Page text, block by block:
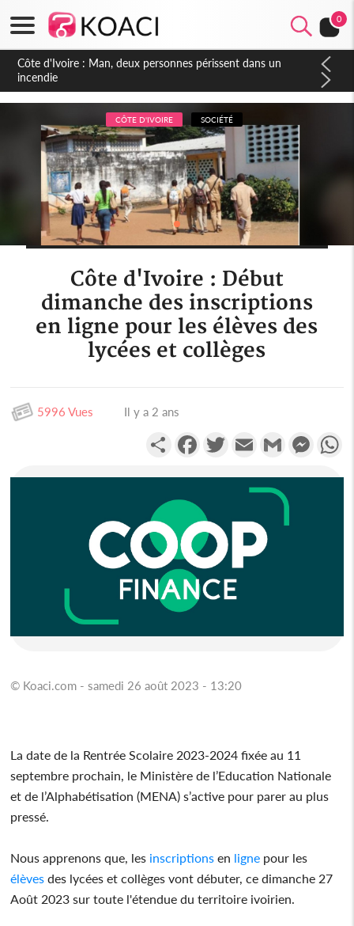
0
Côte d'Ivoire : Séileu, la célébration de la fête nationale
transformée en vaste campagne contre les produits
dépigmentants dangereux
CÔTE D'IVOIRE SOCIÉTÉ
Côte d'Ivoire : Début
dimanche des inscriptions
en ligne pour les élèves des
lycées et collèges
5996 Vues Il y a 2 ans
PartagerFacebookTwitterEmail Gmail
© Koaci.com - samedi 26 août 2023 - 13:20
La date de la Rentrée Scolaire 2023-2024 fixée au 11
septembre prochain, le Ministère de l’Education Nationale
et de l’Alphabétisation (MENA) s’active pour parer au plus
pressé.
Nous apprenons que, les inscriptions en ligne pour les
élèves des lycées et collèges vont débuter, ce dimanche 27
Août 2023 sur toute l'étendue du territoire ivoirien.